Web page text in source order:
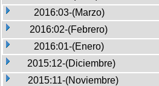
2016:03-(Marzo)
2016:02-(Febrero)
2016:01-(Enero)
2015:12-(Diciembre)
2015:11-(Noviembre)